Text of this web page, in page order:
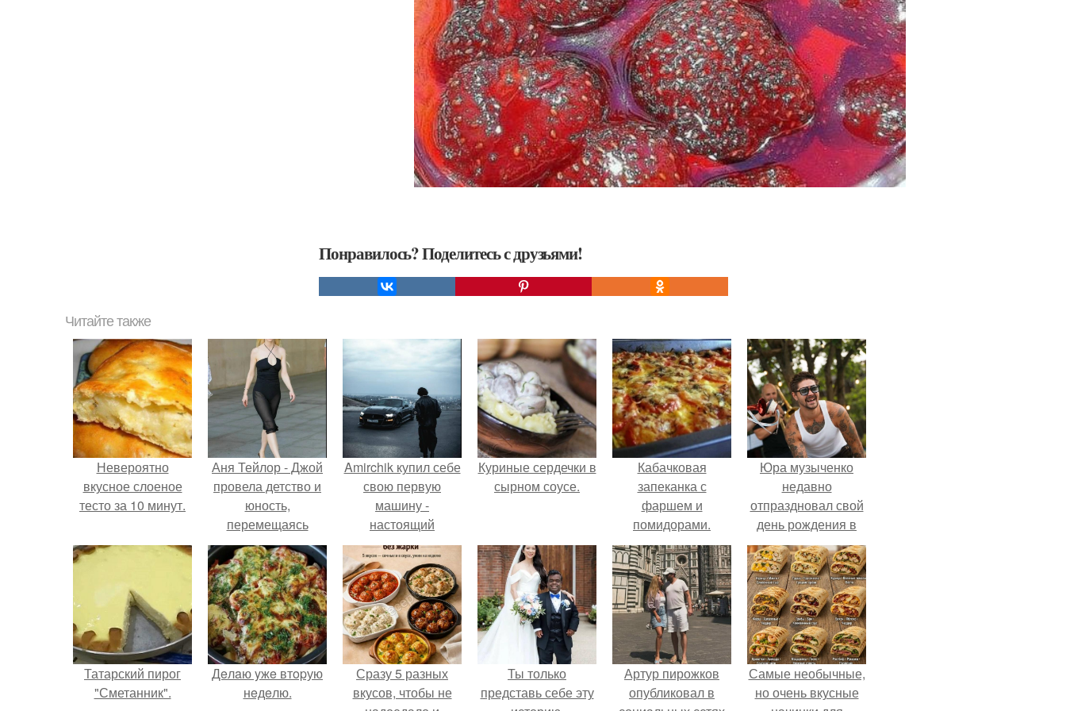
Понравилось? Поделитесь с друзьями!
Читайте также
Невероятно
вкусное слоеное
тесто за 10 минут.
Аня Тейлор - Джой
провела детство и
юность,
перемещаясь
между двумя
совершенно
разными
культурами -
Аргентиной и
Великобританией.
Amirchik купил себе
свою первую
машину -
настоящий
автомобиль мечты
для многих
автолюбителей.
Куриные сердечки в
сырном соусе.
Кабачковая
запеканка с
фаршем и
помидорами.
Юра музыченко
недавно
отпраздновал свой
день рождения в
кругу самых
близких и родных
людей.
Татарский пирог
"Сметанник".
Дeлaю yжe втopую
нeдeлю.
Сразу 5 разных
вкусов, чтобы не
Ты только
представь себе эту
Артур пирожков
опубликовал в
Самые необычные,
но очень вкусные